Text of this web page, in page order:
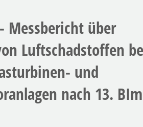
Messbericht über
Luftschadstoffen
und
nach 13.